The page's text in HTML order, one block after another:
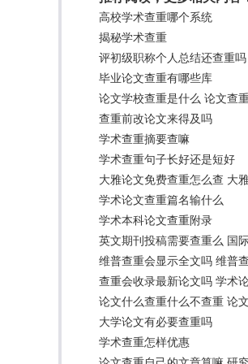
高校学术查重哪个系统
揭秘学术查重
评初级职称个人总结还查重
毕业论文查重有哪些库
论文学校查重是什么 论文查
查重前改论文来得及吗
学术查重摘要查嘛
学术查重句子长好还是短好
大雅论文免费查重怎么查 大
学术论文查重篇名输什么
学术本科论文查重附录
英文期刊投稿需要查重么 国
维普查重会显示全文吗 维普
查重会收录最新论文吗 学术
论文什么查重什么不查重 论
大学论文有必要查重吗
学术查重怎样优惠